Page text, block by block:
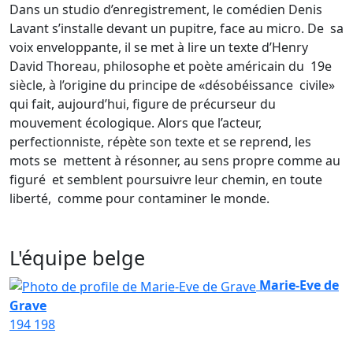
Dans un studio d’enregistrement, le comédien Denis
Lavant s’installe devant un pupitre, face au micro. De sa
voix enveloppante, il se met à lire un texte d’Henry
David Thoreau, philosophe et poète américain du 19e
siècle, à l’origine du principe de «désobéissance civile»
qui fait, aujourd’hui, figure de précurseur du
mouvement écologique. Alors que l’acteur,
perfectionniste, répète son texte et se reprend, les
mots se mettent à résonner, au sens propre comme au
figuré et semblent poursuivre leur chemin, en toute
liberté, comme pour contaminer le monde.
L'équipe belge
Marie-Eve de
Grave
194 198